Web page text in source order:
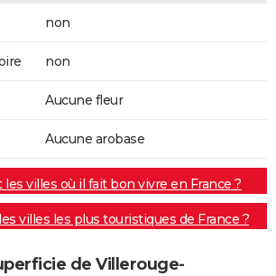
non
non
Aucune fleur
Aucune arobase
villes où il fait bon vivre en France ?
villes les plus touristiques de France ?
de Villerouge-